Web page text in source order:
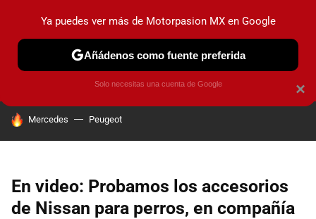
PRUEBAS INDUSTRIA HOY NO CIRCULA
HOY SE HABLA DE
Mercedes Peugeot
En video: Probamos los accesorios
de Nissan para perros, en compañía
×
Ya puedes ver más de Motorpasion MX en Google
Añádenos como fuente preferida
Solo necesitas una cuenta de Google